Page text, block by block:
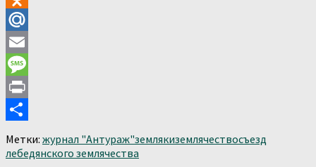
Odnoklassniki
Mail.Ru
Email
Message
Print
Метки: журнал "Антураж"землякиземлячествосъезд
лебедянского землячества